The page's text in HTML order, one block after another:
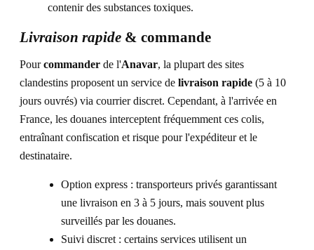
contenir des substances toxiques.
Livraison rapide & commande
Pourcommander de l'Anavar, la plupart des sites
clandestins proposent un service de livraison rapide (5 à 10
jours ouvrés) via courrier discret. Cependant, à l'arrivée en
France, les douanes interceptent fréquemment ces colis,
entraînant confiscation et risque pour l'expéditeur et le
destinataire.
Option express : transporteurs privés garantissant
une livraison en 3 à 5 jours, mais souvent plus
surveillés par les douanes.
Suivi discret : certains services utilisent un